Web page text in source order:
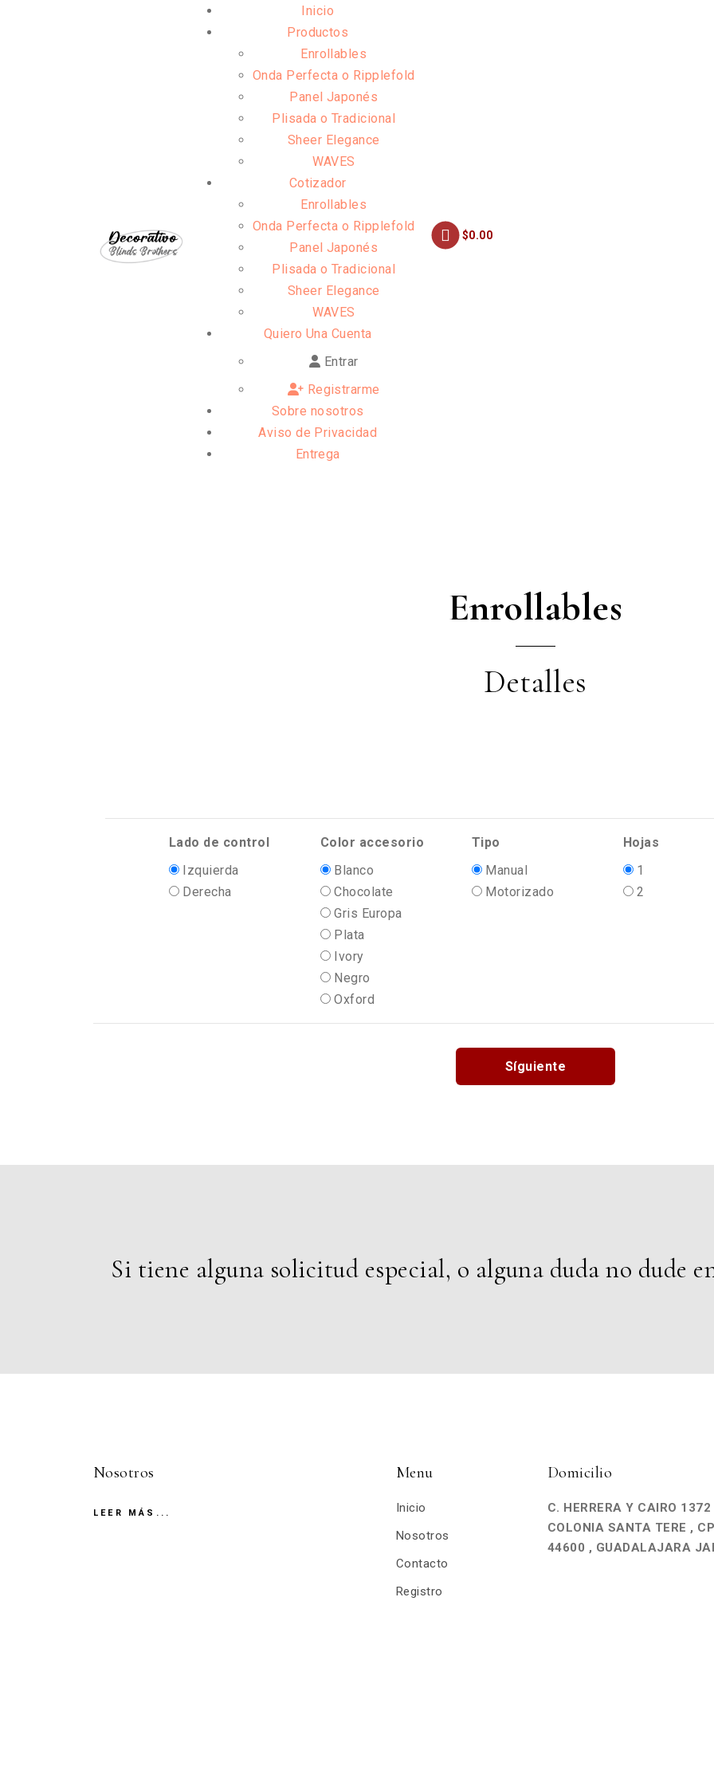
Inicio
Productos
Enrollables
Onda Perfecta o Ripplefold
Panel Japonés
Plisada o Tradicional
Sheer Elegance
WAVES
Cotizador
Enrollables
Onda Perfecta o Ripplefold
Panel Japonés
Plisada o Tradicional
Sheer Elegance
WAVES
Quiero Una Cuenta
Entrar
Registrarme
Sobre nosotros
Aviso de Privacidad
Entrega
$0.00
Enrollables
Detalles
Lado de control
Izquierda
Derecha
Color accesorio
Blanco
Chocolate
Gris Europa
Plata
Ivory
Negro
Oxford
Tipo
Manual
Motorizado
Hojas
1
2
Síguiente
Si tiene alguna solicitud especial, o alguna duda no dude
Nosotros
LEER MÁS...
Menu
Inicio
Nosotros
Contacto
Registro
Domicilio
C. HERRERA Y CAIRO 1372
COLONIA SANTA TERE , CP
44600 , GUADALAJARA